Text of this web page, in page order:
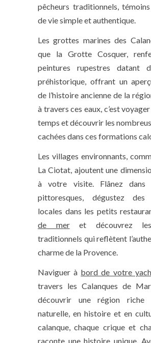
pêcheurs traditionnels,
de vie simple et authentique.
Les grottes marines des
que la Grotte Cosquer,
peintures rupestres datant
préhistorique, offrant un
de l’histoire ancienne de la
à travers ces eaux, c’est
temps et découvrir les
cachées dans ces formations
Les villages environnants,
La Ciotat, ajoutent une
à votre visite. Flânez dans
pittoresques, dégustez des
locales dans les petits
de meret découvrez les
traditionnels qui reflètent
charme de la Provence.
Naviguer à bord de votre
travers les Calanques de
découvrir une région riche
naturelle, en histoire et en
calanque, chaque crique et
raconte une histoire unique.